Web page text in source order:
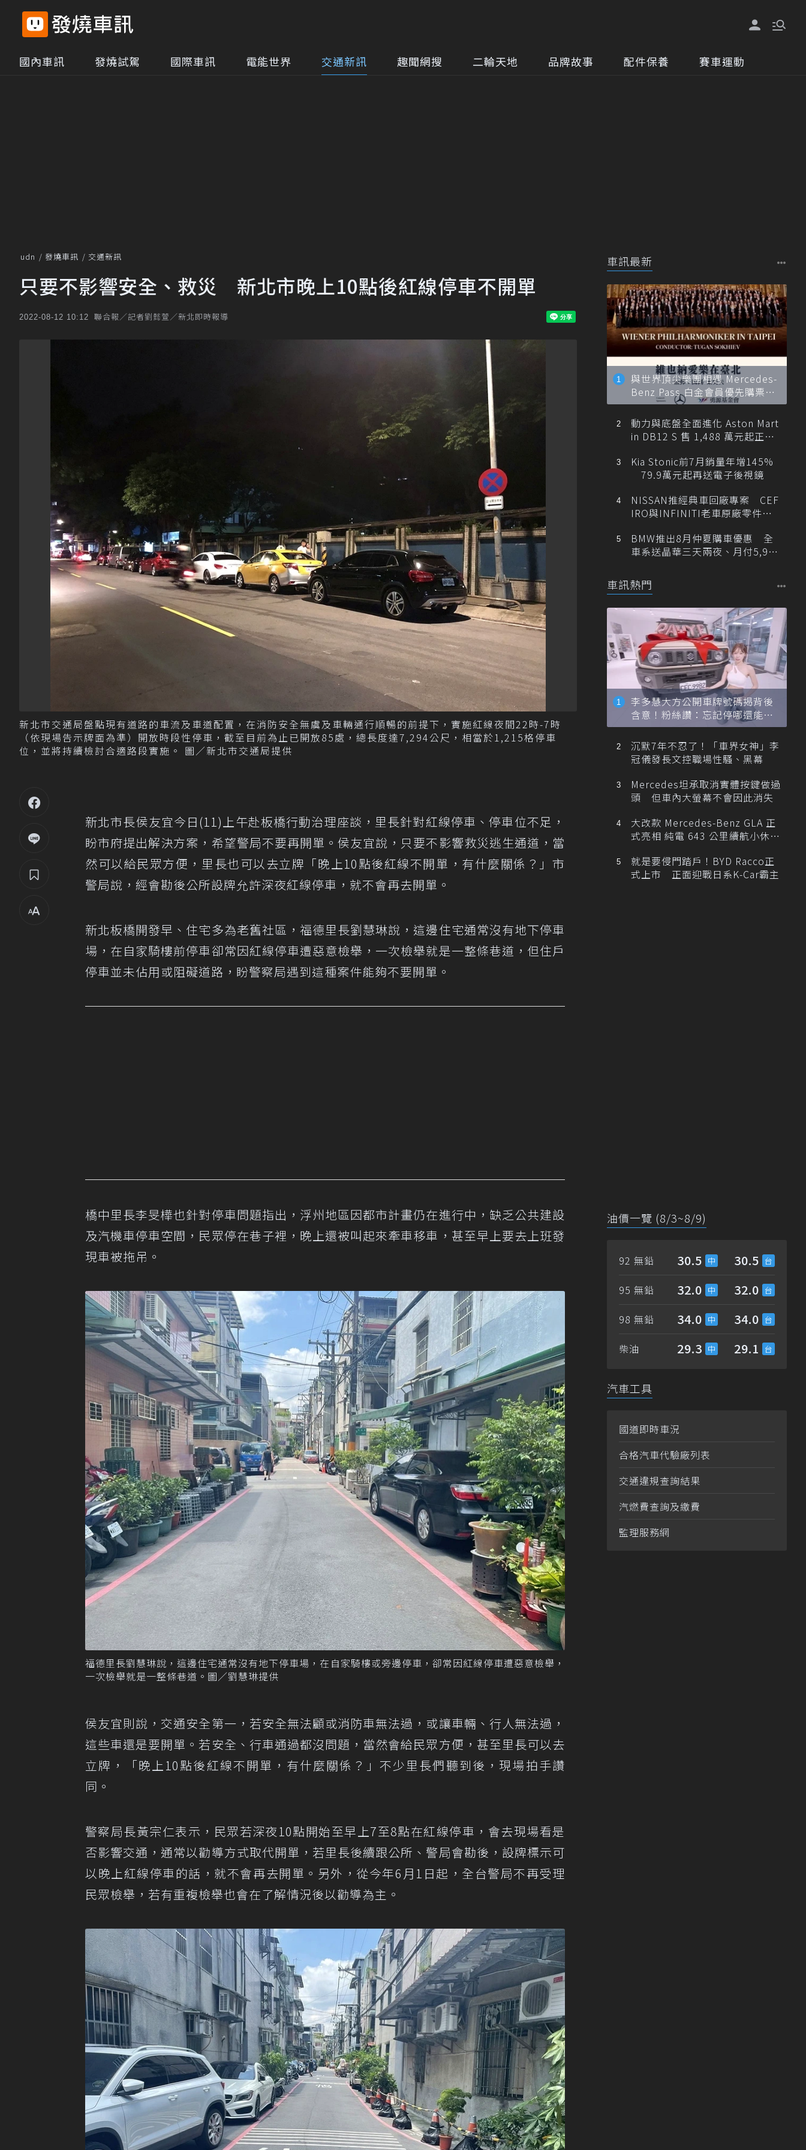
國內車訊 發燒試駕 國際車訊 電能世界 交通新訊 趣聞網搜 二輪天地 品牌故事 配件保養 賽車運動
udn 發燒車訊 交通新訊
只要不影響安全、救災 新北市晚上10點後紅線停車不開單
2022-08-12 10:12 聯合報／記者劉懿萱／新北即時報導
新北市交通局盤點現有道路的車流及車道配置，在消防安全無虞及車輛通行順暢的前提下，實施紅線夜間22時-7時
（依現場告示牌面為準）開放時段性停車，截至目前為止已開放85處，總長度達7,294公尺，相當於1,215格停車
位，並將持續檢討合適路段實施。 圖／新北市交通局提供
新北市長侯友宜今日(11)上午赴板橋行動治理座談，里長針對紅線停車、停車位不足，
盼市府提出解決方案，希望警局不要再開單。侯友宜說，只要不影響救災逃生通道，當
然可以給民眾方便，里長也可以去立牌「晚上10點後紅線不開單，有什麼關係？」市
警局說，經會勘後公所設牌允許深夜紅線停車，就不會再去開單。
新北板橋開發早、住宅多為老舊社區，福德里長劉慧琳說，這邊住宅通常沒有地下停車
場，在自家騎樓前停車卻常因紅線停車遭惡意檢舉，一次檢舉就是一整條巷道，但住戶
停車並未佔用或阻礙道路，盼警察局遇到這種案件能夠不要開單。
橋中里長李旻樺也針對停車問題指出，浮州地區因都市計畫仍在進行中，缺乏公共建設
及汽機車停車空間，民眾停在巷子裡，晚上還被叫起來牽車移車，甚至早上要去上班發
現車被拖吊。
福德里長劉慧琳說，這邊住宅通常沒有地下停車場，在自家騎樓或旁邊停車，卻常因紅線停車遭惡意檢舉，
一次檢舉就是一整條巷道。圖／劉慧琳提供
侯友宜則說，交通安全第一，若安全無法顧或消防車無法過，或讓車輛、行人無法過，
這些車還是要開單。若安全、行車通過都沒問題，當然會給民眾方便，甚至里長可以去
立牌，「晚上10點後紅線不開單，有什麼關係？」不少里長們聽到後，現場拍手讚
同。
警察局長黃宗仁表示，民眾若深夜10點開始至早上7至8點在紅線停車，會去現場看是
否影響交通，通常以勸導方式取代開單，若里長後續跟公所、警局會勘後，設牌標示可
以晚上紅線停車的話，就不會再去開單。另外，從今年6月1日起，全台警局不再受理
民眾檢舉，若有重複檢舉也會在了解情況後以勸導為主。
車訊最新
與世界頂尖樂團相遇 Mercedes-
Benz Pass 白金會員優先購票維
也納愛樂
動力與底盤全面進化 Aston Mart
in DB12 S 售 1,488 萬元起正式
Kia Stonic前7月銷量年增145%
79.9萬元起再送電子後視鏡
NISSAN推經典車回廠專案 CEF
IRO與INFINITI老車原廠零件最
BMW推出8月仲夏購車優惠 全
車系送晶華三天兩夜、月付5,900
車訊熱門
李多慧大方公開車牌號碼揭背後
含意！粉絲讚：忘記停哪還能幫
忙找車
沉默7年不忍了！「車界女神」李
冠儀發長文控職場性騷、黑幕
Mercedes坦承取消實體按鍵做過
頭 但車內大螢幕不會因此消失
大改款 Mercedes-Benz GLA 正
式亮相 純電 643 公里續航小休
就是要侵門踏戶！BYD Racco正
式上市 正面迎戰日系K-Car霸主
油價一覽 (8/3~8/9)
92 無鉛 30.5 30.5
95 無鉛 32.0 32.0
98 無鉛 34.0 34.0
柴油 29.3 29.1
汽車工具
國道即時車況
合格汽車代驗廠列表
交通違規查詢結果
汽燃費查詢及繳費
監理服務網